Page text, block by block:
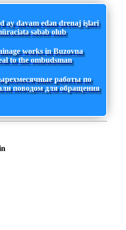
ay davam edən drenaj işləri
səbəb olub
works in Buzovna
to the ombudsman
работы по
поводом для обращения